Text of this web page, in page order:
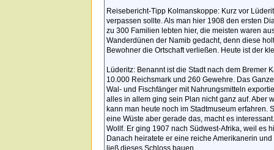
Reisebericht-Tipp Kolmanskoppe: Kurz vor
verpassen sollte. Als man hier 1908 den ersten
zu 300 Familien lebten hier, die meisten waren
Wanderdünen der Namib gedacht, denn diese
Bewohner die Ortschaft verließen. Heute ist der
Lüderitz: Benannt ist die Stadt nach dem Bremer
10.000 Reichsmark und 260 Gewehre. Das
Wal- und Fischfänger mit Nahrungsmitteln
alles in allem ging sein Plan nicht ganz auf. Aber
kann man heute noch im Stadtmuseum erfahren.
eine Wüste aber gerade das, macht es
Wollf. Er ging 1907 nach Südwest-Afrika, weil es
Danach heiratete er eine reiche Amerikanerin
ließ dieses Schloss bauen.